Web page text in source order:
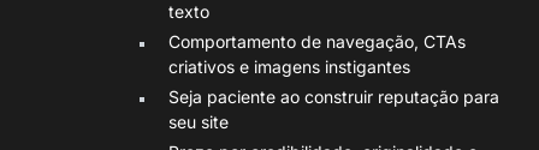
texto
Comportamento de navegação, CTAs
criativos e imagens instigantes
Seja paciente ao construir reputação para
seu site